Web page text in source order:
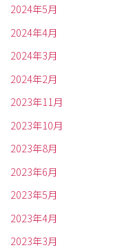
2024年5月
2024年4月
2024年3月
2024年2月
2023年11月
2023年10月
2023年8月
2023年6月
2023年5月
2023年4月
2023年3月